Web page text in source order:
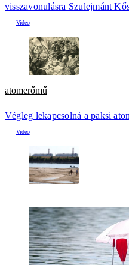
visszavonulásra Szulejmánt
atomerőmű
Végleg lekapcsolná a paksi